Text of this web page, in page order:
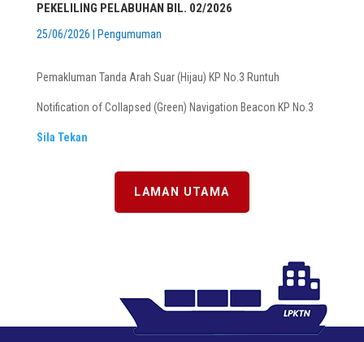
PEKELILING PELABUHAN BIL. 02/2026
25/06/2026 Pengumuman
Pemakluman Tanda Arah Suar (Hijau) KP No.3 Runtuh
Notification of Collapsed (Green) Navigation Beacon KP No.3
Sila Tekan
LAMAN UTAMA